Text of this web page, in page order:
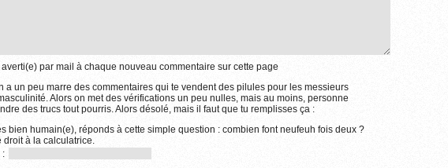
par mail à chaque nouveau commentaire sur cette page
a un peu marre des commentaires qui te vendent des pilules pour les messieurs
Alors on met des vérifications un peu nulles, mais au moins, personne
des trucs tout pourris. Alors désolé, mais il faut que tu remplisses ça :
bien humain(e), réponds à cette simple question : combien font neufeuh fois deux ?
droit à la calculatrice.
: